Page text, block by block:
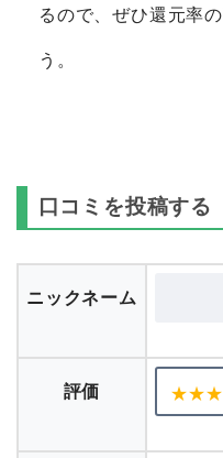
るので、ぜひ還元率
う。
口コミを投稿する
ニックネーム
評価